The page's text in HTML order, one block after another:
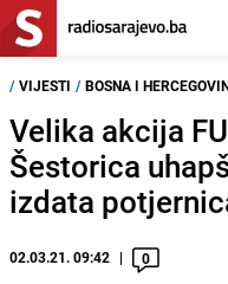
/ VIJESTI / BOSNA I
Velika akcija
Šestorica
izdata
02.03.21. 09:42 0